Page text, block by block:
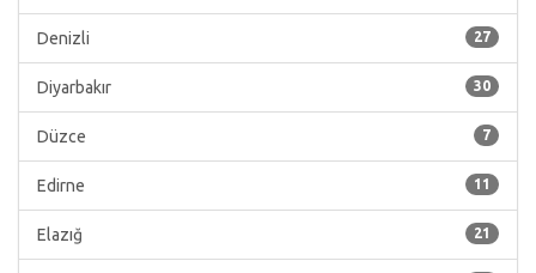
27
Denizli
30
Diyarbakır
7
Düzce
11
Edirne
21
Elazığ